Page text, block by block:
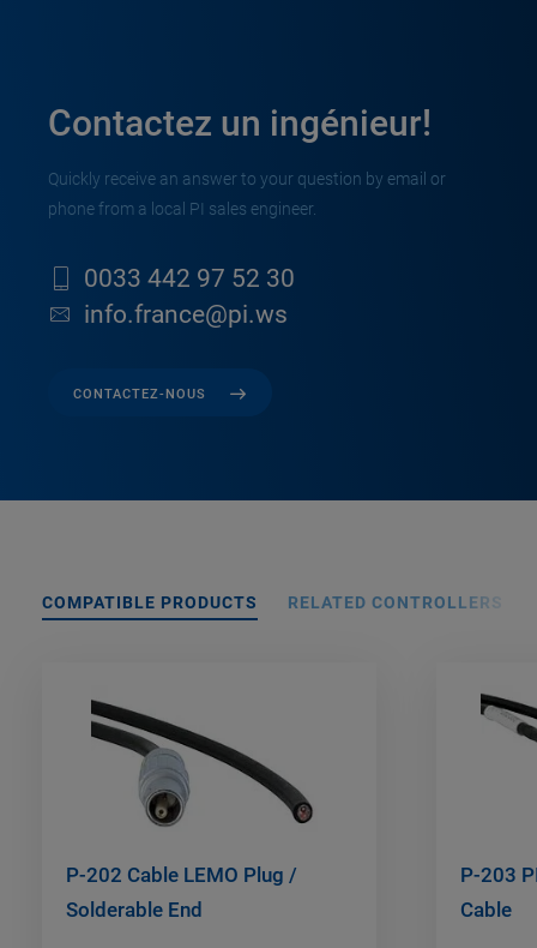
Contactez un ingénieur!
Quickly receive an answer to your question by email or
phone from a local PI sales engineer.
0033 442 97 52 30
info.france@pi.ws
CONTACTEZ-NOUS
COMPATIBLE PRODUCTS RELATED CONTROLLERS
P-202 Cable LEMO Plug /
Solderable End
P-203
Cable